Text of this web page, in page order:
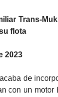
Trans-
flota
2023
de
con un